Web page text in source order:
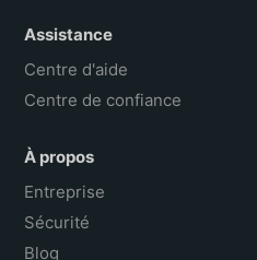
Assistance
Centre d'aide
Centre de confiance
À propos
Entreprise
Sécurité
Blog